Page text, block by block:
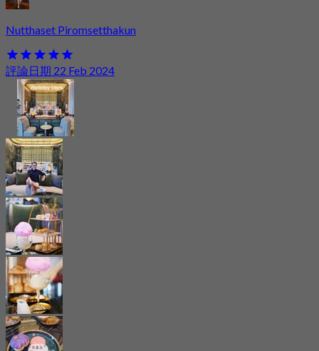
Nutthaset Piromsetthakun
評論日期 22 Feb 2024